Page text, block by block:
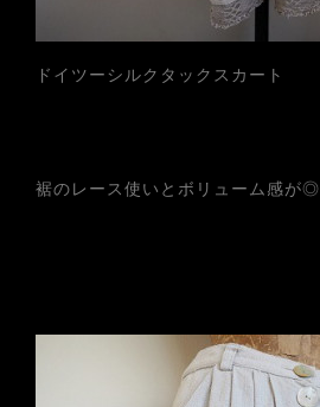
ドイツーシルクタックスカート
裾のレース使いとボリューム感が◎